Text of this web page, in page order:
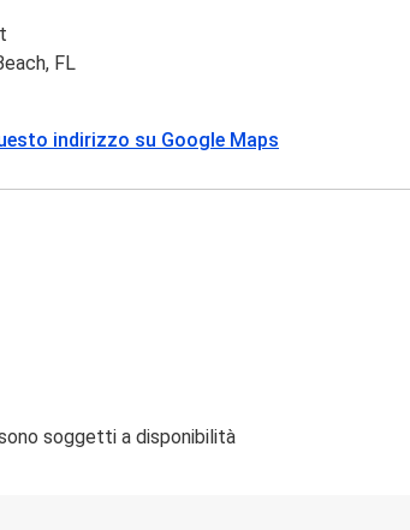
FL
indirizzo su Google Maps
soggetti a disponibilità